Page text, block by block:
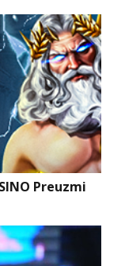
Preuzmi